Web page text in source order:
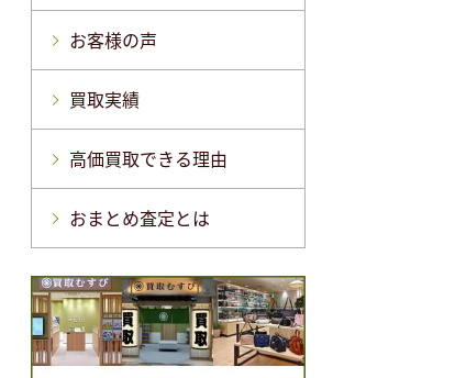
お客様の声
買取実績
高価買取できる理由
おまとめ査定とは